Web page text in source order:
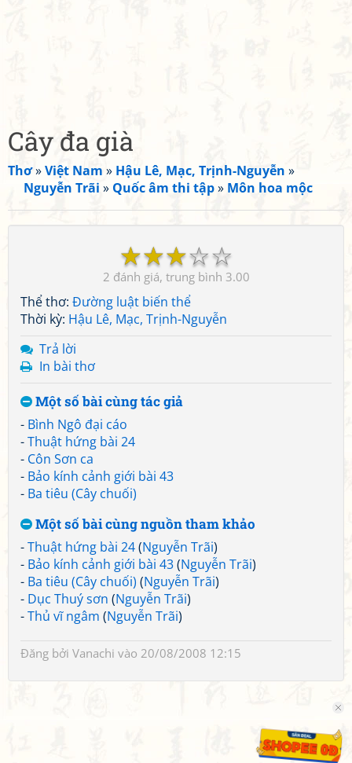
Cây đa già
Thơ»Việt Nam » Hậu Lê, Mạc, Trịnh-Nguyễn »
Nguyễn Trãi » Quốc âm thi tập» Môn hoa mộc
☆
☆
☆
☆
☆
2 3.00
Thể thơ: Đường luật biến thể
Thời kỳ: Hậu Lê, Mạc, Trịnh-Nguyễn
Trả lời
In bài thơ
Một số bài cùng tác giả
- Bình Ngô đại cáo
-Thuật hứng bài 24
- Côn Sơn ca
- Bảo kính cảnh giới bài 43
- Ba tiêu (Cây chuối)
Một số bài cùng nguồn tham khảo
-Thuật hứng bài 24(Nguyễn Trãi)
- Bảo kính cảnh giới bài 43(Nguyễn Trãi)
- Ba tiêu (Cây chuối) (Nguyễn Trãi)
- Dục Thuý sơn (Nguyễn Trãi)
-Thủ vĩ ngâm (Nguyễn Trãi)
Đăng bởi Vanachi vào 20/08/2008 12:15